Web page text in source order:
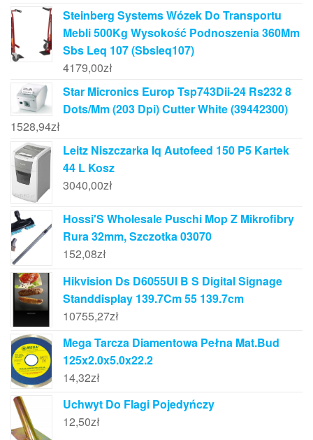
Steinberg Systems Wózek Do Transportu
Mebli 500Kg Wysokość Podnoszenia 360Mm
Sbs Leq 107 (Sbsleq107)
4179,00zł
Star Micronics Europ Tsp743Dii-24 Rs232 8
Dots/Mm (203 Dpi) Cutter White (39442300)
1528,94zł
Leitz Niszczarka Iq Autofeed 150 P5 Kartek
44 L Kosz
3040,00zł
Hossi'S Wholesale Puschi Mop Z Mikrofibry
Rura 32mm, Szczotka 03070
152,08zł
Hikvision Ds D6055Ul B S Digital Signage
Standdisplay 139.7Cm 55 139.7cm
10755,27zł
Mega Tarcza Diamentowa Pełna Mat.Bud
125x2.0x5.0x22.2
14,32zł
Uchwyt Do Flagi Pojedyńczy
12,50zł